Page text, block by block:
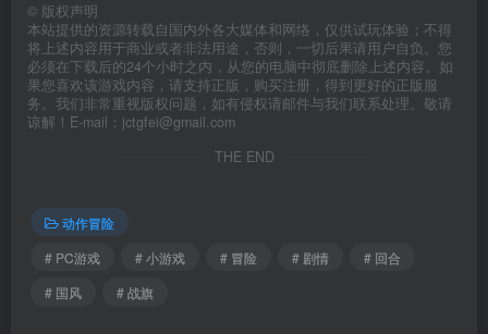
© 版权声明
本站提供的资源转载自国内外各大媒体和网络，仅供试玩体验；不得
将上述内容用于商业或者非法用途，否则，一切后果请用户自负。您
必须在下载后的24个小时之内，从您的电脑中彻底删除上述内容。如
果您喜欢该游戏内容，请支持正版，购买注册，得到更好的正版服
务。我们非常重视版权问题，如有侵权请邮件与我们联系处理。敬请
谅解！E-mail：jctgfei@gmail.com
THE END
动作冒险
# PC游戏
# 小游戏 # 冒险 # 剧情
# 回合
# 国风
# 战旗